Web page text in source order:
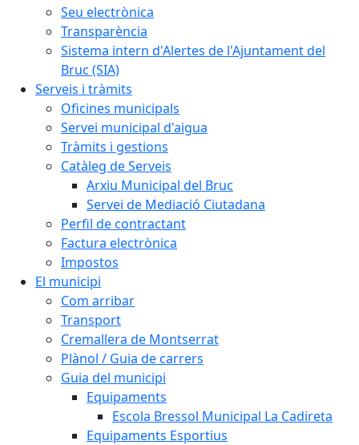
Seu electrònica
Transparència
Sistema intern d'Alertes de l'Ajuntament del
Bruc (SIA)
Serveis i tràmits
Oficines municipals
Servei municipal d'aigua
Tràmits i gestions
Catàleg de Serveis
Arxiu Municipal del Bruc
Servei de Mediació Ciutadana
Perfil de contractant
Factura electrònica
Impostos
El municipi
Com arribar
Transport
Cremallera de Montserrat
Plànol / Guia de carrers
Guia del municipi
Equipaments
Escola Bressol Municipal La Cadireta
Equipaments Esportius